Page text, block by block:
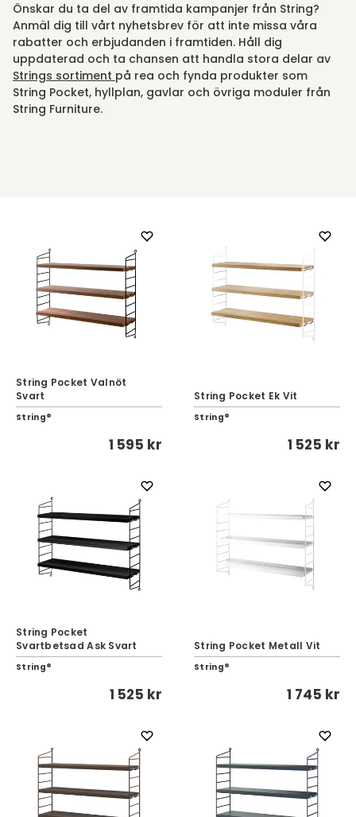
Önskar du ta del av framtida kampanjer från String?
Anmäl dig till vårt nyhetsbrev för att inte missa våra
rabatter och erbjudanden i framtiden. Håll dig
uppdaterad och ta chansen att handla stora delar av
Strings sortiment på rea och fynda produkter som
String Pocket, hyllplan, gavlar och övriga moduler från
String Furniture.
String Pocket Valnöt
Svart
String®
1 595 kr
String Pocket Ek Vit
String®
1 525 kr
String Pocket
Svartbetsad Ask Svart
String®
1 525 kr
String Pocket Metall Vit
String®
1 745 kr